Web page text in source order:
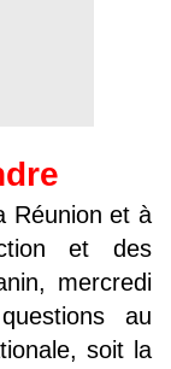
Réunion et à
et des
mercredi
au
soit la